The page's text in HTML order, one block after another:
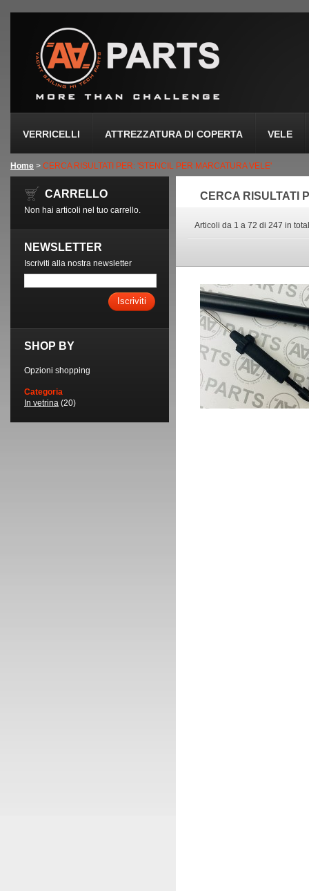
VERRICELLI ATTREZZATURA DI COPERTA VELE
Home > CERCA RISULTATI PER: 'STENCIL PER MARCATURA VELE'
CERCA RISULTATI
Articoli da 1 a 72 di 247 in
CARRELLO
Non hai articoli nel tuo carrello.
NEWSLETTER
Iscriviti alla nostra newsletter
Iscriviti
SHOP BY
Opzioni shopping
Categoria
In vetrina (20)